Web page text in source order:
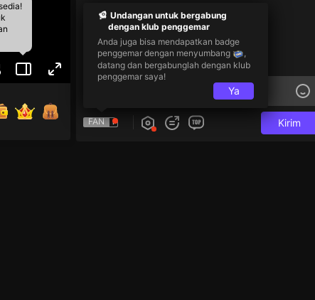
FAN Kirim
Undangan untuk bergabung
dengan klub penggemar
Anda juga bisa mendapatkan badge
penggemar dengan menyumbang
,
datang dan bergabunglah dengan klub
penggemar saya!
Ya